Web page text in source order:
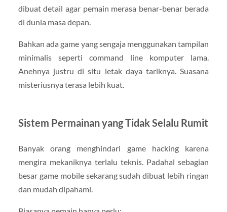
dibuat detail agar pemain merasa benar-benar berada
di dunia masa depan.
Bahkan ada game yang sengaja menggunakan tampilan
minimalis seperti command line komputer lama.
Anehnya justru di situ letak daya tariknya. Suasana
misteriusnya terasa lebih kuat.
Sistem Permainan yang Tidak Selalu Rumit
Banyak orang menghindari game hacking karena
mengira mekaniknya terlalu teknis. Padahal sebagian
besar game mobile sekarang sudah dibuat lebih ringan
dan mudah dipahami.